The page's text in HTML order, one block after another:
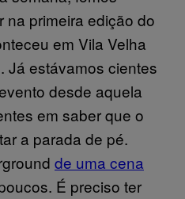
primeira edição do
em Vila Velha
Já estávamos cientes
desde aquela
em saber que o
a parada de pé.
de uma cena
É preciso ter